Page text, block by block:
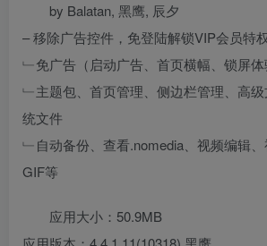
by Balatan, 黑鹰, 辰夕
– 移除广告控件，免登陆解锁VIP会员特
﹂免广告（启动广告、首页横幅、锁屏体
﹂主题包、首页管理、侧边栏管理、高
统文件
﹂自动备份、查看.nomedia、视频编辑
GIF等
应用大小：50.9MB